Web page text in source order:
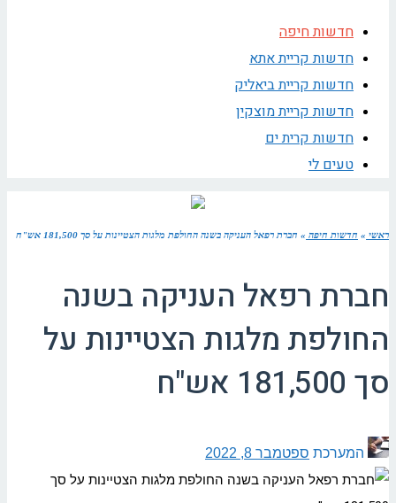
חדשות חיפה
חדשות קריית אתא
חדשות קריית ביאליק
חדשות קריית מוצקין
חדשות קרית ים
טעים לי
ראשי » חדשות חיפה » חברת רפאל העניקה בשנה החולפת מלגות הצטיינות על סך 181,500 אש"ח
חברת רפאל העניקה בשנה
החולפת מלגות הצטיינות על
סך 181,500 אש"ח
המערכת ספטמבר 8, 2022